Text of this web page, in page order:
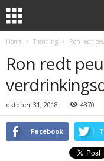
Home Trending Ron redt
Ron redt
oktober 31, 2018 4370
Facebook